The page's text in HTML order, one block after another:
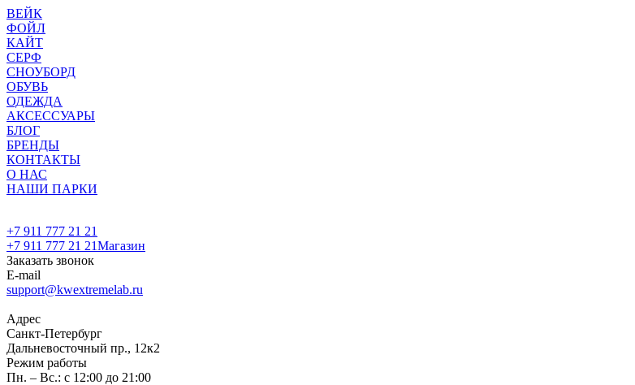
ВЕЙК
ФОЙЛ
КАЙТ
СЕРФ
СНОУБОРД
ОБУВЬ
ОДЕЖДА
АКСЕССУАРЫ
БЛОГ
БРЕНДЫ
КОНТАКТЫ
О НАС
НАШИ ПАРКИ
+7 911 777 21 21
+7 911 777 21 21Магазин
Заказать звонок
E-mail
support@kwextremelab.ru
Адрес
Санкт-Петербург
Дальневосточный пр., 12к2
Режим работы
Пн. – Вс.: с 12:00 до 21:00